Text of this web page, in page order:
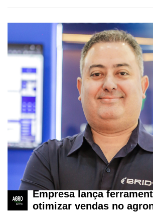
Empresa lança
otimizar vendas no